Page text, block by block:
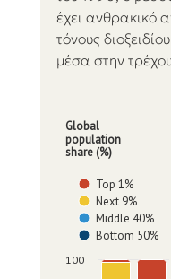
έχει ανθρακικό
τόνους
μέσα στην